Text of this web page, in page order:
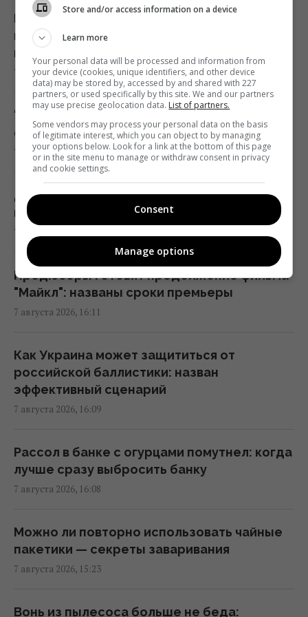
16:04 пятница, 07 августа 2026
Без пересмотра прайс-кэпов Украине
будет сложнее импортировать
электроэнергию зимой, – Центр Разумкова
16:04 пятница, 07 августа 2026
Нацбанк ужесточил гривню к евро:
официальный курс валют на понедельник
15:56 пятница, 07 августа 2026
Киборга Оловаренко уже шестой год
судят из-за конфликта с агитаторами
Шария, – Аронец
15:51 пятница, 07 августа 2026
исчезают полностью, их можно
восстановить, – исследование
15:49 пятница, 07 августа 2026
выгодна: эксперты раскрыли неочевидный
нюанс
15:37 пятница, 07 августа 2026
Украинский вопрос разделил Италию
пополам, – Politico
15:36 пятница, 07 августа 2026
От поддельных гидов до ИИ: названы
Россия обстреляла легендарный стадион,
на котором проходят матчи УПЛ — что
известно
7 августа 2026, 16:29
"Путешественник во времени" показал
фото из 3311 года: что на нем не так
7 августа 2026, 16:23
Доллар замер, а евро резко подешевел:
курс валют на 10 августа
7 августа 2026, 16:16
Продюсеры готовят продолжение фильма
"Майкл": названы сроки премьеры
7 августа 2026, 16:11
Как Украина может защититься от
российской баллистики: назван
эффективный сценарий
7 августа 2026, 16:09
Рассол в банке с огурцами помутнел: когда
лучше сразу выбросить банку
7 августа 2026, 16:08
Можно ли повторно использовать чайные
пакетики — секреты заваривания
7 августа 2026, 15:23
Вонь из пылесоса больше не беда:
Store and/or access information on a device
Learn more
Your personal data will be processed and information from
your device (cookies, unique identifiers, and other device
data) may be stored by, accessed by and shared with 227
partners, or used specifically by this site. We and our partners
may use precise geolocation data. List of partners.
Some vendors may process your personal data on the basis
of legitimate interest, which you can object to by managing
your options below. Look for a link at the bottom of this page
or in the site menu to manage or withdraw consent in privacy
and cookie settings.
Consent
Manage options